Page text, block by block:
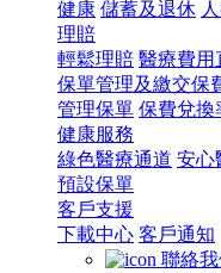
健康 儲蓄及退休
理賠
輕鬆理賠 醫療費用
保單管理及繳交保
管理保單 保費兌換
健康服務
綠色醫療通道 安心
預設保單
客戶支援
下載中心 客戶通知
聯絡我